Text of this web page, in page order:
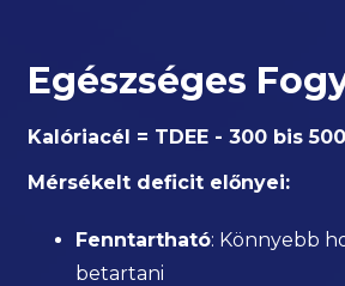
Egészséges
Kalóriacél = TDEE - 300 bis
Mérsékelt deficit előnyei:
Fenntartható: Könnyebb
betartani